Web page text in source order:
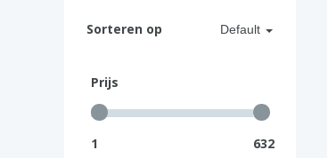
Sorteren op Default
Prijs
1 632